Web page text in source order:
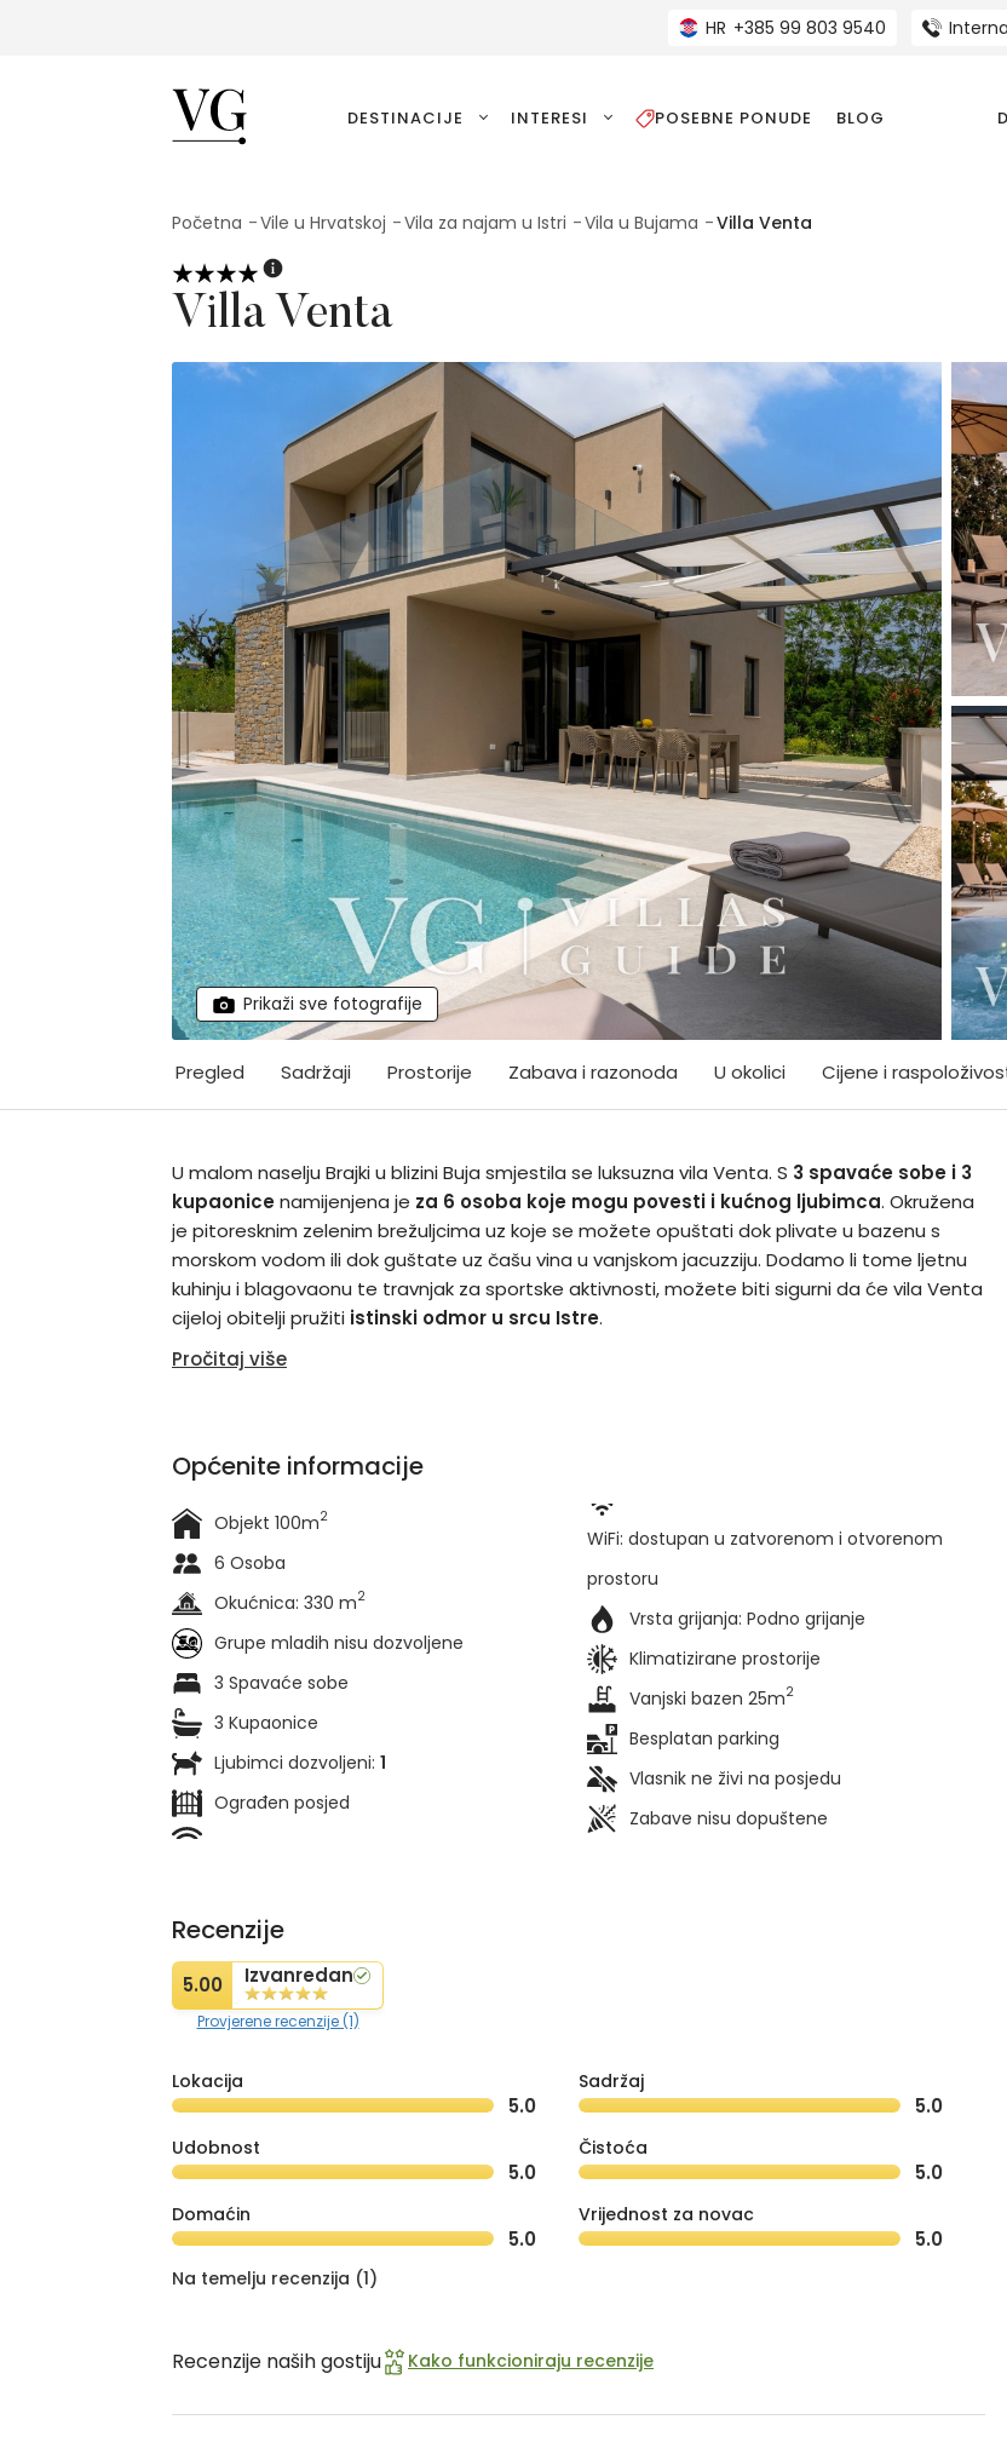
HR +385 99 803 9540
VillasGuide
DESTINACIJE INTERESI POSEBNE PONUDE BLOG
Početna Vile u Hrvatskoj Vila za najam u Istri Vila u Bujama Villa Venta
Villa Venta
Prikaži sve fotografije
Pregled Sadržaji Prostorije Zabava i razonoda U okolici Cijene i
U malom naselju Brajki u blizini Buja smjestila se luksuzna vila Venta. S 3 spavaće sobe i 3
kupaonicenamijenjena je za 6 osoba koje mogu povesti i kućnog ljubimca. Okružena
je pitoresknim zelenim brežuljcima uz koje se možete opuštati dok plivate u bazenu s
morskom vodom ili dok guštate uz čašu vina u vanjskom jacuzziju. Dodamo li tome ljetnu
kuhinju i blagovaonu te travnjak za sportske aktivnosti, možete biti sigurni da će vila Venta
cijeloj obitelji pružiti istinski odmor u srcu Istre.
Pročitaj više
Općenite informacije
Objekt 100m2
6 Osoba
Okućnica: 330 m2
Grupe mladih nisu dozvoljene
3 Spavaće sobe
3 Kupaonice
Ljubimci dozvoljeni: 1
Ograđen posjed
WiFi: dostupan u zatvorenom i otvorenom
prostoru
Vrsta grijanja: Podno grijanje
Klimatizirane prostorije
Vanjski bazen 25m2
Besplatan parking
Vlasnik ne živi na posjedu
Zabave nisu dopuštene
Recenzije
5.00 Izvanredan
Provjerene recenzije (1)
Lokacija
5.0
Sadržaj
5.0
Udobnost
5.0
Čistoća
5.0
Domaćin
5.0
Vrijednost za novac
5.0
Na temelju recenzija (1)
Recenzije naših gostiju Kako funkcioniraju recenzije